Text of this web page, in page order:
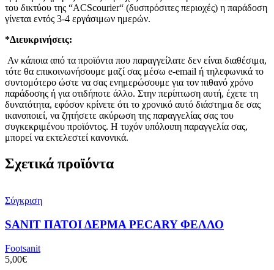
του δικτύου της “ACScourier“ (δυσπρόσιτες περιοχές) η παράδοση
γίνεται εντός 3-4 εργάσιμων ημερών.
*Διευκρινήσεις:
Αν κάποια από τα προϊόντα που παραγγείλατε δεν είναι διαθέσιμα,
τότε θα επικοινωνήσουμε μαζί σας μέσω e-email ή τηλεφωνικά το
συντομότερο ώστε να σας ενημερώσουμε για τον πιθανό χρόνο
παράδοσης ή για οτιδήποτε άλλο. Στην περίπτωση αυτή, έχετε τη
δυνατότητα, εφόσον κρίνετε ότι το χρονικό αυτό διάστημα δε σας
ικανοποιεί, να ζητήσετε ακύρωση της παραγγελίας σας του
συγκεκριμένου προϊόντος. Η τυχόν υπόλοιπη παραγγελία σας,
μπορεί να εκτελεστεί κανονικά.
Σχετικά προϊόντα
Σύγκριση
SANIT ΠΑΤΟΙ ΔΕΡΜΑ PECARY ΦΕΛΛΟ
Footsanit
5,00€